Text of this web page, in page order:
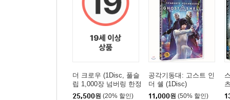
더 크로우 (1Disc, 풀슬
립 1,000장 넘버링 한정
판) : 블루레이
25,500원 (20% 할인)
공각기동대: 고스트 인
더 쉘 (1Disc)
11,000원 (50% 할인)